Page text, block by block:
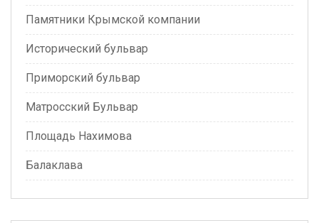
Памятники Крымской компании
Исторический бульвар
Приморский бульвар
Матросский Бульвар
Площадь Нахимова
Балаклава